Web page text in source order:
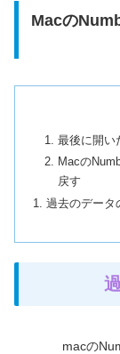
Macの
最後に開い
Macの
戻す
過去のデータ
macの